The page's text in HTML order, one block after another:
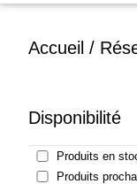
Accueil /
Disponibilité
Produits en
Produits